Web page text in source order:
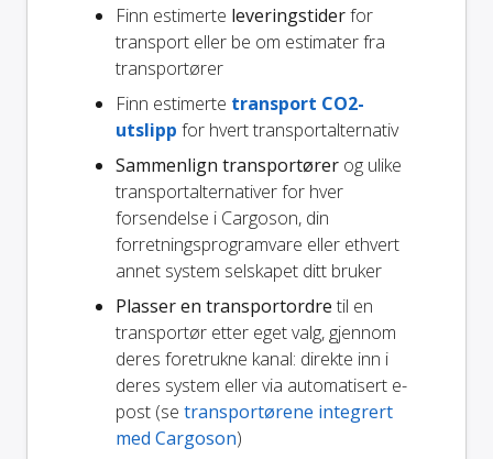
Finn estimerte leveringstiderfor
transport eller be om estimater fra
transportører
Finn estimerte transport CO2-
utslipp for hvert transportalternativ
Sammenlign transportører og ulike
transportalternativer for hver
forsendelse i Cargoson, din
forretningsprogramvare eller ethvert
annet system selskapet ditt bruker
Plasser en transportordre til en
transportør etter eget valg, gjennom
deres foretrukne kanal: direkte inn i
deres system eller via automatisert e-
post (se transportørene integrert
med Cargoson)